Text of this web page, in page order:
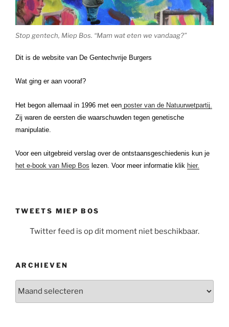
Stop gentech, Miep Bos. “Mam wat eten we vandaag?”
Dit is de website van De Gentechvrije Burgers
Wat ging er aan vooraf?
Het begon allemaal in 1996 met een poster van de Natuurwetpartij.
Zij waren de eersten die waarschuwden tegen genetische
manipulatie.
Voor een uitgebreid verslag over de ontstaansgeschiedenis kun je
het e-book van Miep Bos lezen. Voor meer informatie klik hier.
TWEETS MIEP BOS
Twitter feed is op dit moment niet beschikbaar.
ARCHIEVEN